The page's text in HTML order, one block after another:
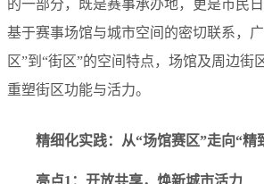
的一部分，既是赛事承办地，更是市民
基于赛事场馆与城市空间的密切联系，
区”到“街区”的空间特点，场馆及周边街
重塑街区功能与活力。
精细化实践：从“场馆赛区”走向“精